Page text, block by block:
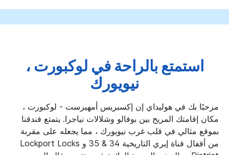
استمتع بالراحة في لوكبورت ،
نيويورك
مرحبًا بك في هوليداي إن إكسبريس أمهيرست - لوكبورت ،
مكان إقامتك المريح بين بوفالو وشلالات نياجرا. يتمتع فندقنا
بموقع مثالي في قلب غرب نيويورك ، مما يجعله على مقربة
من أقفال قناة إيري التاريخية 34 & 35 و Lockport Locks